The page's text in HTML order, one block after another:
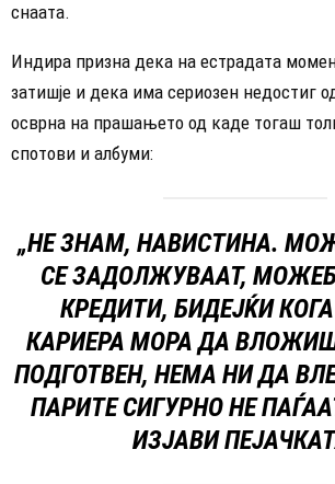
снаата.
Индира призна дека на естрадата
затишје и дека има сериозен недостиг
осврна на прашањето од каде тогаш
спотови и албуми:
„НЕ ЗНАМ, НАВИСТИНА.
СЕ ЗАДОЛЖУВААТ,
КРЕДИТИ, БИДЕЈЌИ
КАРИЕРА МОРА ДА
ПОДГОТВЕН, НЕМА НИ ДА
ПАРИТЕ СИГУРНО НЕ
ИЗЈАВИ